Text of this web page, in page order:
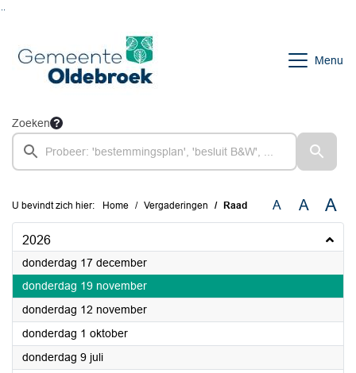
Menu
Zoeken
U bevindt zich hier: Home Vergaderingen Raad A A A
2026
donderdag 17 december2026
donderdag 19 november2026
donderdag 12 november2026
donderdag 1 oktober2026
donderdag 9 juli2026